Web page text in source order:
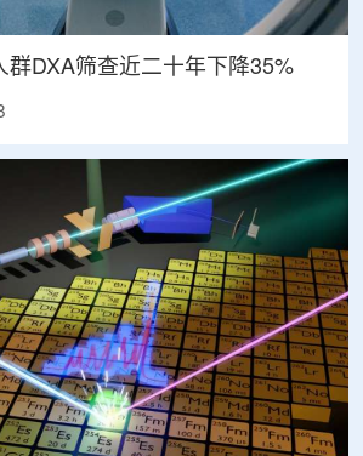
群DXA筛查近二十年下降35%